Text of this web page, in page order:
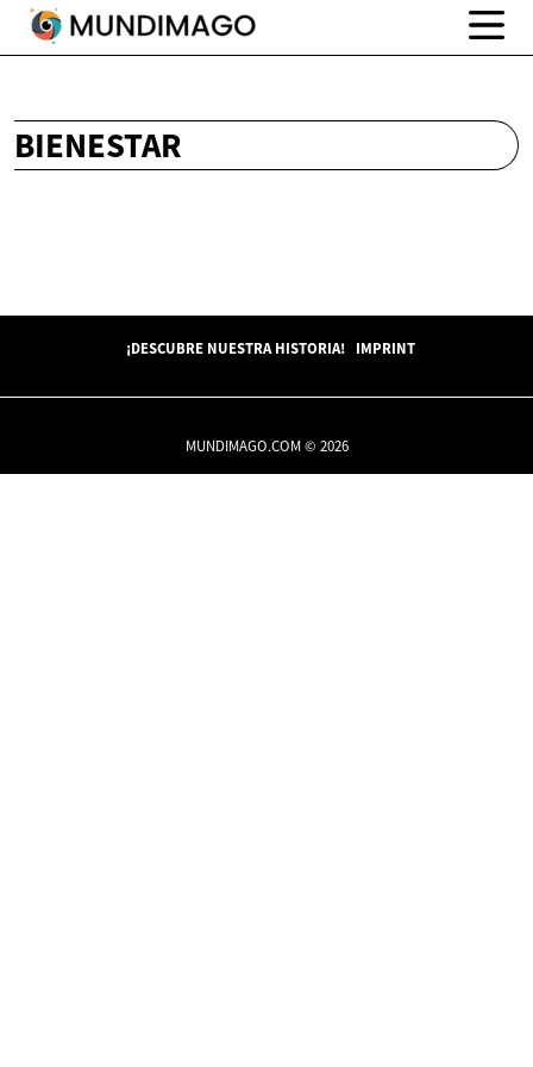
BIENESTAR
¡DESCUBRE NUESTRA HISTORIA! IMPRINT
MUNDIMAGO.COM © 2026